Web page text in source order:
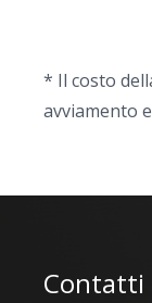
* Il costo
avviamento
Contatti